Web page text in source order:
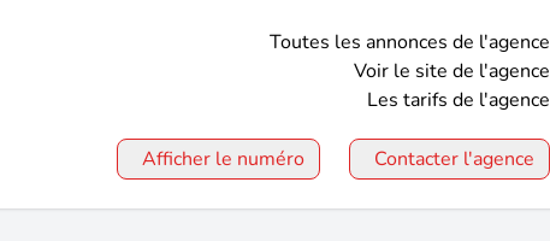
Toutes les annonces de l'agence
Voir le site de l'agence
Les tarifs de l'agence
Afficher le numéro Contacter l'agence